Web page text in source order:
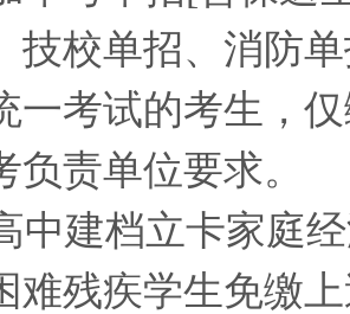
技校单招、消防
一考试的考生，
负责单位要求。
中建档立卡家庭
难残疾学生免缴